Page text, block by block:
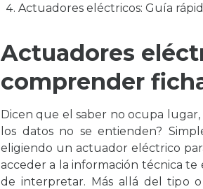
Actuadores eléctricos: Guía
Actuadores
comprender
Dicen que el saber no ocupa
los datos no se entienden?
eligiendo un actuador eléctrico
acceder a la información técnica
de interpretar. Más allá del tipo